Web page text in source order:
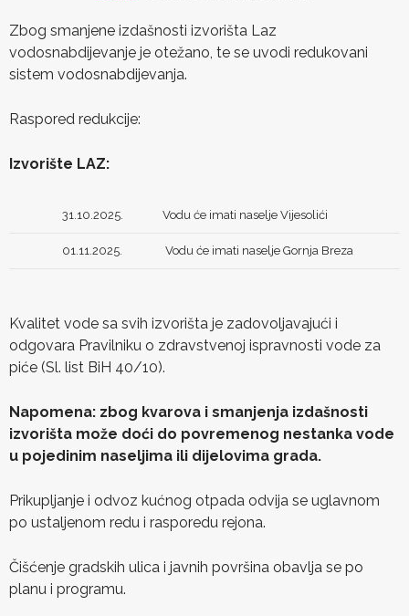
Zbog smanjene izdašnosti izvorišta Laz
vodosnabdijevanje je otežano, te se uvodi redukovani
sistem vodosnabdijevanja.
Raspored redukcije:
Izvorište LAZ:
31.10.2025. Vodu će imati naselje Vijesolići
01.11.2025. Vodu će imati naselje Gornja Breza
Kvalitet vode sa svih izvorišta je zadovoljavajući i
odgovara Pravilniku o zdravstvenoj ispravnosti vode za
piće (Sl. list BiH 40/10).
Napomena: zbog kvarova i smanjenja izdašnosti
izvorišta može doći do povremenog nestanka vode
u pojedinim naseljima ili dijelovima grada.
Prikupljanje i odvoz kućnog otpada odvija se uglavnom
po ustaljenom redu i rasporedu rejona.
Čišćenje gradskih ulica i javnih površina obavlja se po
planu i programu.